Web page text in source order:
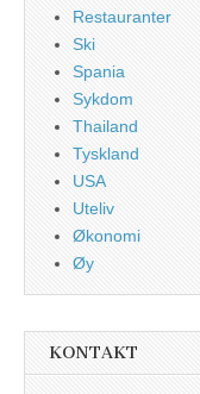
Restauranter
Ski
Spania
Sykdom
Thailand
Tyskland
USA
Uteliv
Økonomi
Øy
KONTAKT